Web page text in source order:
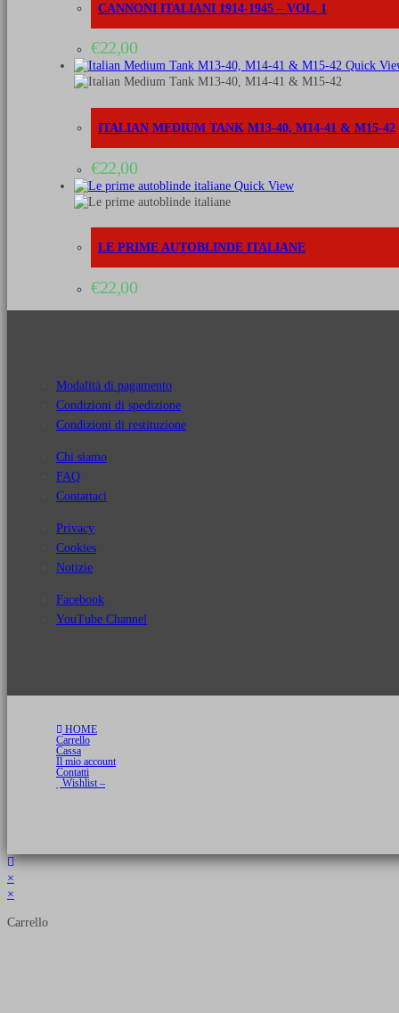
CANNONI ITALIANI 1914-1945 – VOL. 1
€22,00
Quick
ITALIAN MEDIUM TANK M13-40, M14-41 & M15-42
€22,00
Quick View
LE PRIME AUTOBLINDE ITALIANE
€22,00
Modalità di pagamento
Condizioni di spedizione
Condizioni di restituzione
Chi siamo
FAQ
Contattaci
Privacy
Cookies
Notizie
Facebook
YouTube Channel
HOME
Carrello
Cassa
Il mio account
Contatti
Wishlist –
×
×
Carrello